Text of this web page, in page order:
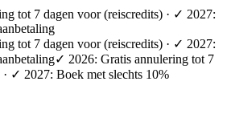
tot 7 dagen voor (reiscredits) · ✓ 2027:
tot 7 dagen voor (reiscredits) · ✓ 2027:
✓ 2026: Gratis annulering tot 7
✓ 2027: Boek met slechts 10%